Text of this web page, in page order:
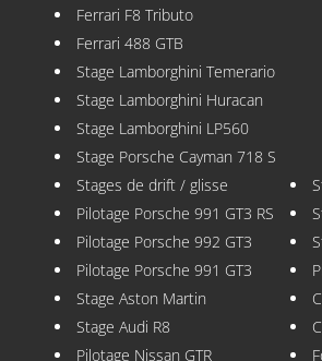
Ferrari F8 Tributo
Ferrari 488 GTB
Stage Lamborghini Temerario
Stage Lamborghini Huracan
Stage Lamborghini LP560
Stage Porsche Cayman 718 S
Stages de drift / glisse
Pilotage Porsche 991 GT3 RS
Pilotage Porsche 992 GT3
Pilotage Porsche 991 GT3
Stage Aston Martin
Stage Audi R8
Pilotage Nissan GTR